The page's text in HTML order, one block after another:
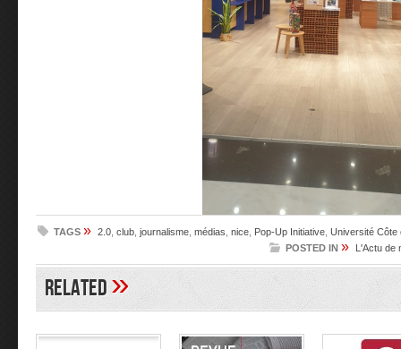
TAGS » 2.0 club journalisme médias nice Pop-Up Initiative Université Côte
POSTED IN » L'Actu
Related»